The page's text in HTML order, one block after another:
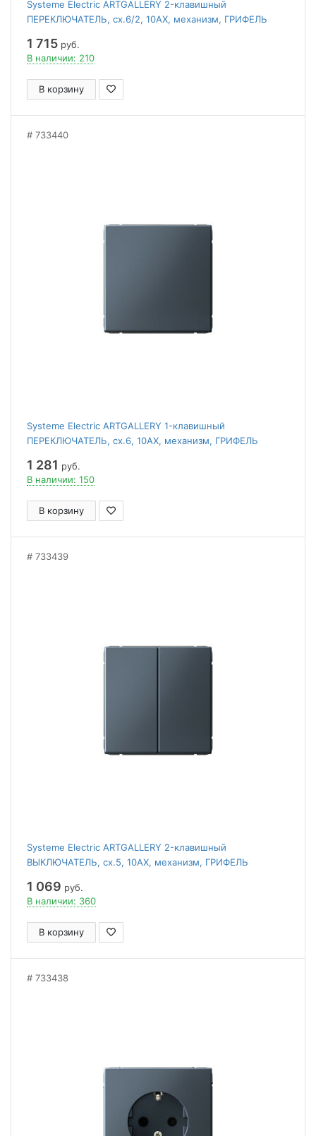
Systeme Electric ARTGALLERY 2-клавишный
ПЕРЕКЛЮЧАТЕЛЬ, сх.6/2, 10АХ, механизм, ГРИФЕЛЬ
1 715 руб.
В наличии: 210
В корзину
733440
Systeme Electric ARTGALLERY 1-клавишный
ПЕРЕКЛЮЧАТЕЛЬ, сх.6, 10АХ, механизм, ГРИФЕЛЬ
1 281 руб.
В наличии: 150
В корзину
733439
Systeme Electric ARTGALLERY 2-клавишный
ВЫКЛЮЧАТЕЛЬ, сх.5, 10АХ, механизм, ГРИФЕЛЬ
1 069 руб.
В наличии: 360
В корзину
733438